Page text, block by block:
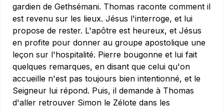
gardien de Gethsémani. Thomas raconte comment il
est revenu sur les lieux. Jésus l'interroge, et lui
propose de rester. L'apôtre est heureux, et Jésus
en profite pour donner au groupe apostolique une
leçon sur l'hospitalité. Pierre bougonne et lui fait
quelques remarques, en disant que celui qu'on
accueille n'est pas toujours bien intentionné, et le
Seigneur lui répond. Puis, il demande à Thomas
d'aller retrouver Simon le Zélote dans les